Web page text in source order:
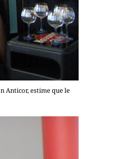
Anticor, estime que le